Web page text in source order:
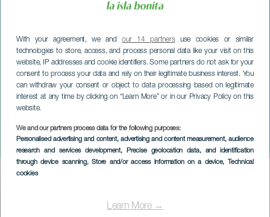
With your agreement, we andour 14 partnersuse cookies or similar
technologies to store, access, and process personal data like your visit on this
website, IP addresses and cookie identifiers. Some partners do not ask for your
consent to process your data and rely on their legitimate business interest. You
can withdraw your consent or object to data processing based on legitimate
interest at any time by clicking on “Learn More” or in our Privacy Policy on this
website.
We and our partners process data for the following purposes:
Personalised advertising and content, advertising and content measurement, audience
research and services development, Precise geolocation data, and identification
through device scanning, Store and/or access information on a device, Technical
cookies
Learn More →
Esperando a Godot
LA PALMA
Imagen